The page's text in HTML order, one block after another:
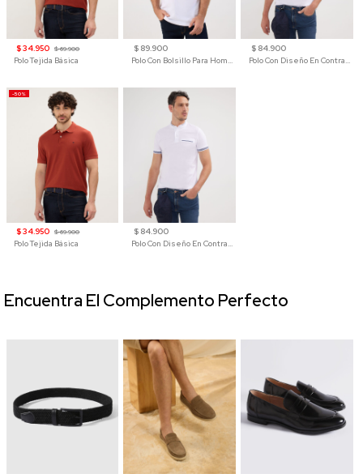
$ 34.950 $ 69.900
Polo Tejida Básica
$ 89.900
Polo Con Bolsillo Para Hombre
$ 84.900
Polo Con Diseño En Contraste
-50%
$ 34.950 $ 69.900
Polo Tejida Básica
$ 84.900
Polo Con Diseño En Contraste
Encuentra El Complemento Perfecto